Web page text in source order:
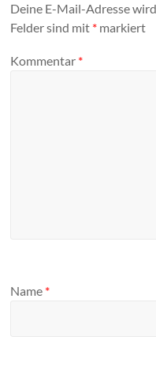
Deine E-Mail-Adresse
Felder sind mit * markiert
Kommentar *
Name *